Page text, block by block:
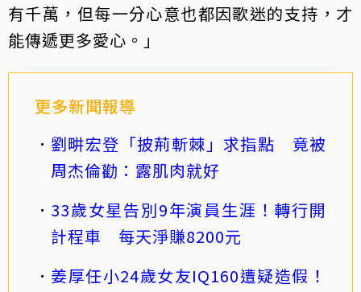
有千萬，但每一分心意也都因歌迷的支持，才
能傳遞更多愛心。」
更多新聞報導
劉畊宏登「披荊斬棘」求指點 竟被
周杰倫勸：露肌肉就好
33歲女星告別9年演員生涯！轉行開
計程車 每天淨賺8200元
姜厚任小24歲女友IQ160遭疑造假！